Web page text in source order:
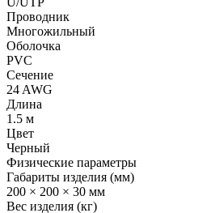
Проводник
Многожильный
Оболочка
PVC
Сечение
24 AWG
Длина
1.5 м
Цвет
Черный
Физические параметры
Габариты изделия (мм)
200 × 200 × 30 мм
Вес изделия (кг)